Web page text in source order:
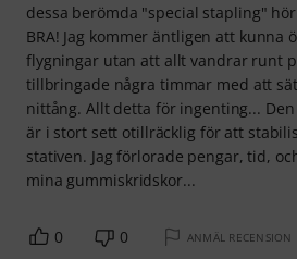
dessa berömda "special stapling"
BRA! Jag kommer äntligen att kunna
flygningar utan att allt vandrar runt
tillbringade några timmar med att
nittång. Allt detta för ingenting...
är i stort sett otillräcklig för att
stativen. Jag förlorade pengar, tid,
mina gummiskridskor...
0 0 ANMÄL RECENSION